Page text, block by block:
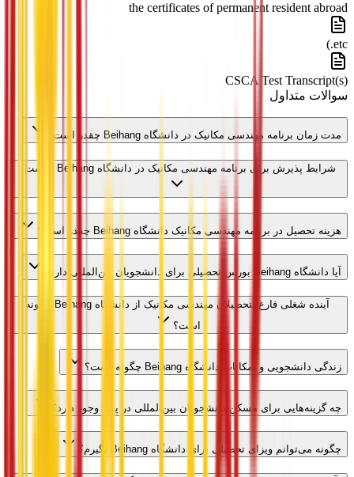
the certificates of permanent resident abroad
etc.)
CSCA Test Transcript(s)
سوالات متداول
مدت زمان برنامه مهندسی مکانیک در دانشگاه Beihang چقدر است؟
شرایط پذیرش برای برنامه مهندسی مکانیک در دانشگاه Beihang چیست؟
هزینه تحصیل در برنامه مهندسی مکانیک دانشگاه Beihang چقدر است؟
آیا دانشگاه Beihang بورس تحصیلی برای دانشجویان بین‌المللی دارد؟
آینده شغلی فارغ‌التحصیلان مهندسی مکانیک از دانشگاه Beihang چگونه
است؟
زندگی دانشجویی و امکانات دانشگاه Beihang چگونه است؟
چه گزینه‌هایی برای مسکن دانشجویان بین‌المللی در پکن وجود دارد؟
چگونه می‌توانم ویزای تحصیلی برای دانشگاه Beihang بگیرم؟